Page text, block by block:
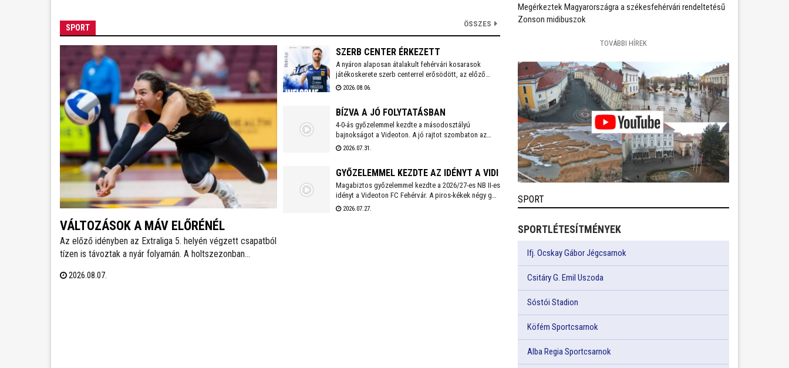
SPORT ÖSSZES
VÁLTOZÁSOK A MÁV ELŐRÉNÉL
Az előző idényben az Extraliga 5. helyén végzett csapatból
tízen is távoztak a nyár folyamán. A holtszezonban
válogatott tehetséggel is erősödött az együttes, melynek
2026.08.07.
SZERB CENTER ÉRKEZETT
A nyáron alaposan átalakult fehérvári kosarasok
játékoskerete szerb centerrel erősödött, az előző
idényben a francia másodosztályban kosárlabdázó
idényben másodedzőként segítette a csapat
munkáját.
2026.08.06.
BÍZVA A JÓ FOLYTATÁSBAN
4-0-ás győzelemmel kezdte a másodosztályú
bajnokságot a Videoton. A jó rajtot szombaton az
első idegenbeli mérkőzés követi, a tavaly még NB I-es
2026.07.31.
GYŐZELEMMEL KEZDTE AZ IDÉNYT A VIDI
Magabiztos győzelemmel kezdte a 2026/27-es NB II-es
idényt a Videoton FC Fehérvár. A piros-kékek négy gólt
szerezve, kapott találat nélkül múlták felül a tavalyi
2026.07.27.
Megérkeztek Magyarországra a székesfehérvári rendeltetésű
Zonson midibuszok
TOVÁBBI HÍREK
SPORT
SPORTLÉTESÍTMÉNYEK
Ifj. Ocskay Gábor Jégcsarnok
Csitáry G. Emil Uszoda
Sóstói Stadion
Köfém Sportcsarnok
Alba Regia Sportcsarnok